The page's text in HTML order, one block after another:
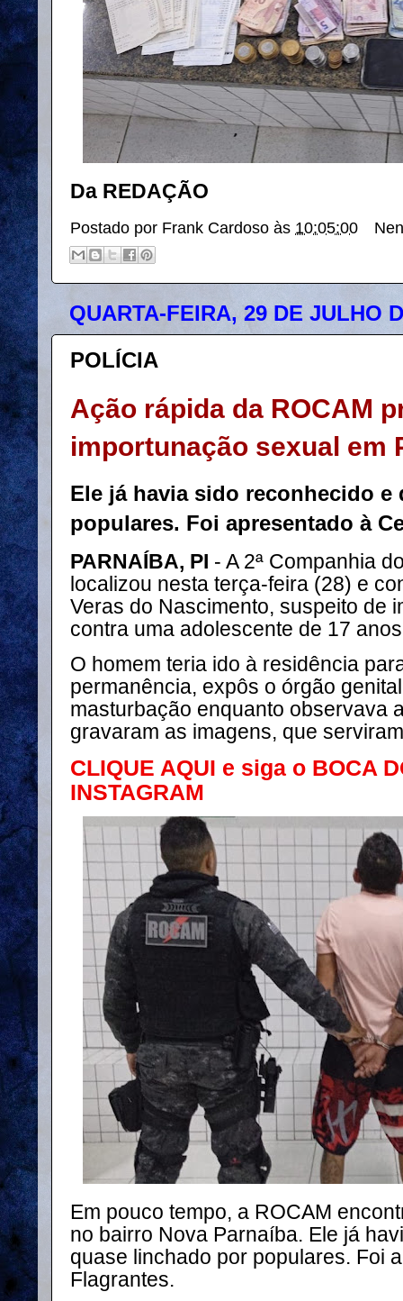
Da REDAÇÃO
Postado por Frank Cardoso às 10:05:00
QUARTA-FEIRA, 29 DE JULHO
POLÍCIA
Ação rápida da ROCAM
importunação sexual em
Ele já havia sido reconhecido
populares. Foi apresentado à
PARNAÍBA, PI - A 2ª Companhia
localizou nesta terça-feira (28) e
Veras do Nascimento, suspeito de
contra uma adolescente de 17
O homem teria ido à residência
permanência, expôs o órgão
masturbação enquanto observava
gravaram as imagens, que
CLIQUE AQUI e siga o BOCA
INSTAGRAM
Em pouco tempo, a ROCAM
no bairro Nova Parnaíba. Ele já
quase linchado por populares. Foi
Flagrantes.